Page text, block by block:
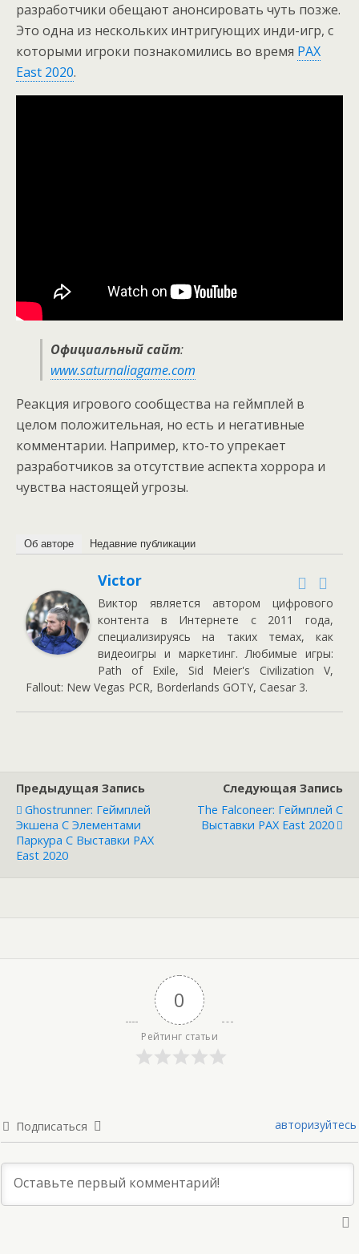
разработчики обещают анонсировать чуть позже.
Это одна из нескольких интригующих инди-игр, с
которыми игроки познакомились во время PAX
East 2020.
Официальный сайт:
www.saturnaliagame.com
Реакция игрового сообщества на геймплей в
целом положительная, но есть и негативные
комментарии. Например, кто-то упрекает
разработчиков за отсутствие аспекта хоррора и
чувства настоящей угрозы.
Об авторе Недавние публикации
Victor
Виктор является автором цифрового
контента в Интернете с 2011 года,
специализируясь на таких темах, как
видеоигры и маркетинг. Любимые игры:
Path of Exile, Sid Meier's Civilization V,
Fallout: New Vegas PCR, Borderlands GOTY, Caesar 3.
Предыдущая Запись
Ghostrunner: Геймплей
Экшена С Элементами
Паркура С Выставки PAX
East 2020
Следующая Запись
The Falconeer: Геймплей С
Выставки PAX East 2020
0
Рейтинг статьи
Подписаться авторизуйтесь